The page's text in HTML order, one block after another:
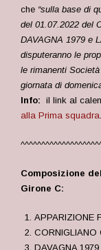
che “sulla base di
del 01.07.2022 del
DAVAGNA 1979 e
disputeranno le
le rimanenti
giornata di
Info: il link al
alla Prima squadra.
Composizione
Girone C:
APPARIZIONE
CORNIGLIANO
DAVAGNA 1979